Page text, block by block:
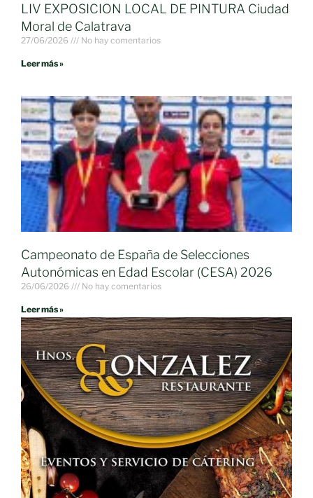
LIV EXPOSICION LOCAL DE PINTURA Ciudad
Moral de Calatrava
27/06/2026 No hay comentarios
Leer más »
Campeonato de España de Selecciones
Autonómicas en Edad Escolar (CESA) 2026
26/06/2026 No hay comentarios
Leer más »